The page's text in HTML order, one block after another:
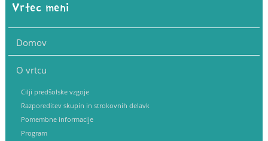
Vrtec meni
Domov
O vrtcu
Cilji predšolske vzgoje
Razporeditev skupin in strokovnih delavk
Pomembne informacije
Program